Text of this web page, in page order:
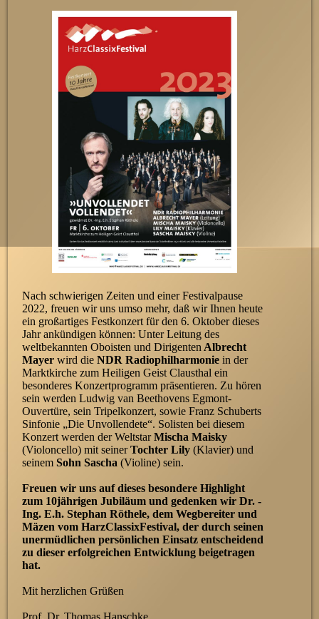
Nach schwierigen Zeiten und einer Festivalpause
2022, freuen wir uns umso mehr, daß wir Ihnen heute
ein großartiges Festkonzert für den 6. Oktober dieses
Jahr ankündigen können: Unter Leitung des
weltbekannten Oboisten und Dirigenten Albrecht
Mayer wird dieNDR Radiophilharmonie in der
Marktkirche zum Heiligen Geist Clausthal ein
besonderes Konzertprogramm präsentieren. Zu hören
sein werden Ludwig van Beethovens Egmont-
Ouvertüre, sein Tripelkonzert, sowie Franz Schuberts
Sinfonie „Die Unvollendete“. Solisten bei diesem
Konzert werden der WeltstarMischa Maisky
(Violoncello) mit seinerTochter Lily(Klavier) und
seinemSohn Sascha (Violine) sein.
Freuen wir uns auf dieses besondere Highlight
zum 10jährigen Jubiläum und gedenken wir Dr. -
Ing. E.h. Stephan Röthele, dem Wegbereiter und
Mäzen vom HarzClassixFestival, der durch seinen
unermüdlichen persönlichen Einsatz entscheidend
zu dieser erfolgreichen Entwicklung beigetragen
hat.
Mit herzlichen Grüßen